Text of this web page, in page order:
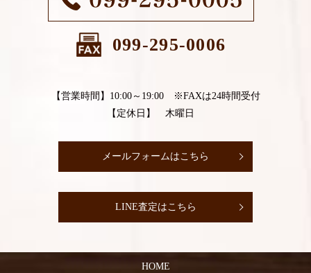
099-295-0006
【営業時間】10:00～19:00 ※FAXは24時間受付
【定休日】 木曜日
メールフォームはこちら
LINE査定はこちら
HOME